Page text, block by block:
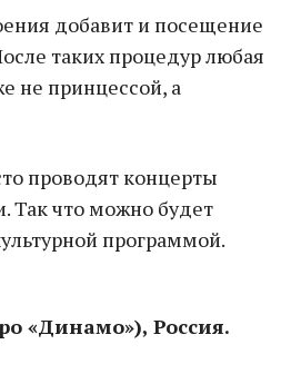
добавит и посещение
таких процедур любая
не принцессой, а
проводят концерты
Так что можно будет
программой.
«Динамо»), Россия.